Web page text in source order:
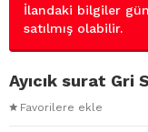
İlandaki bilgiler
satılmış olabilir.
Ayıcık surat
Favorilere ekle